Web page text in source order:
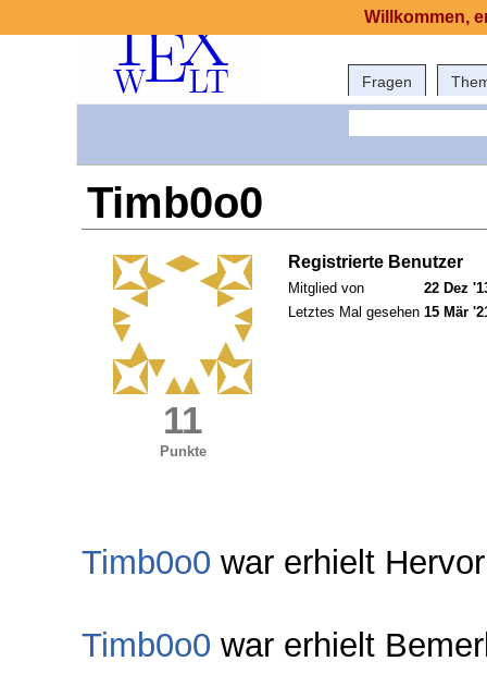
Fragen
Timb0o0
11
Punkte
Registrierte Benutzer
Mitglied von
22 Dez
Letztes Mal gesehen 15 Mär
Timb0o0 war erhielt
Timb0o0 war erhielt
Willkommen,